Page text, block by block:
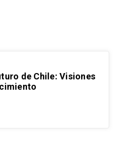
de Chile: Visiones